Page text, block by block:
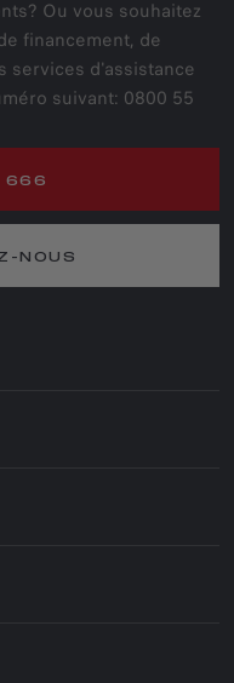
Ou vous souhaitez
financement, de
services d'assistance
suivant: 0800 55
666
NOUS